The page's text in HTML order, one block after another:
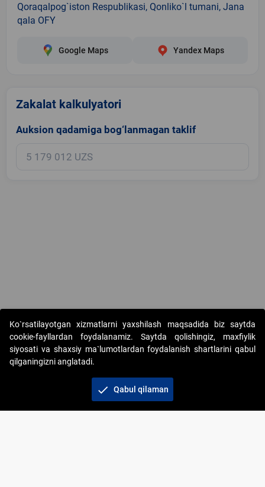
Qoraqalpog`iston Respublikasi, Qonliko`l tumani, Jana
qala OFY
Google Maps Yandex Maps
Zakalat kalkulyatori
Auksion qadamiga bog‘lanmagan taklif
Copyright © 2017-2026. "Elektron onlayn-auksionlarni tashkil etish"
AJ. Barcha huquqlar himoyalangan
+998 71 202-21-11
Ko`rsatilayotgan xizmatlarni yaxshilash maqsadida biz saytda
cookie-fayllardan foydalanamiz. Saytda qolishingiz, maxfiylik
siyosati va shaxsiy ma`lumotlardan foydalanish shartlarini qabul
qilganingizni anglatadi.
check Qabul qilaman